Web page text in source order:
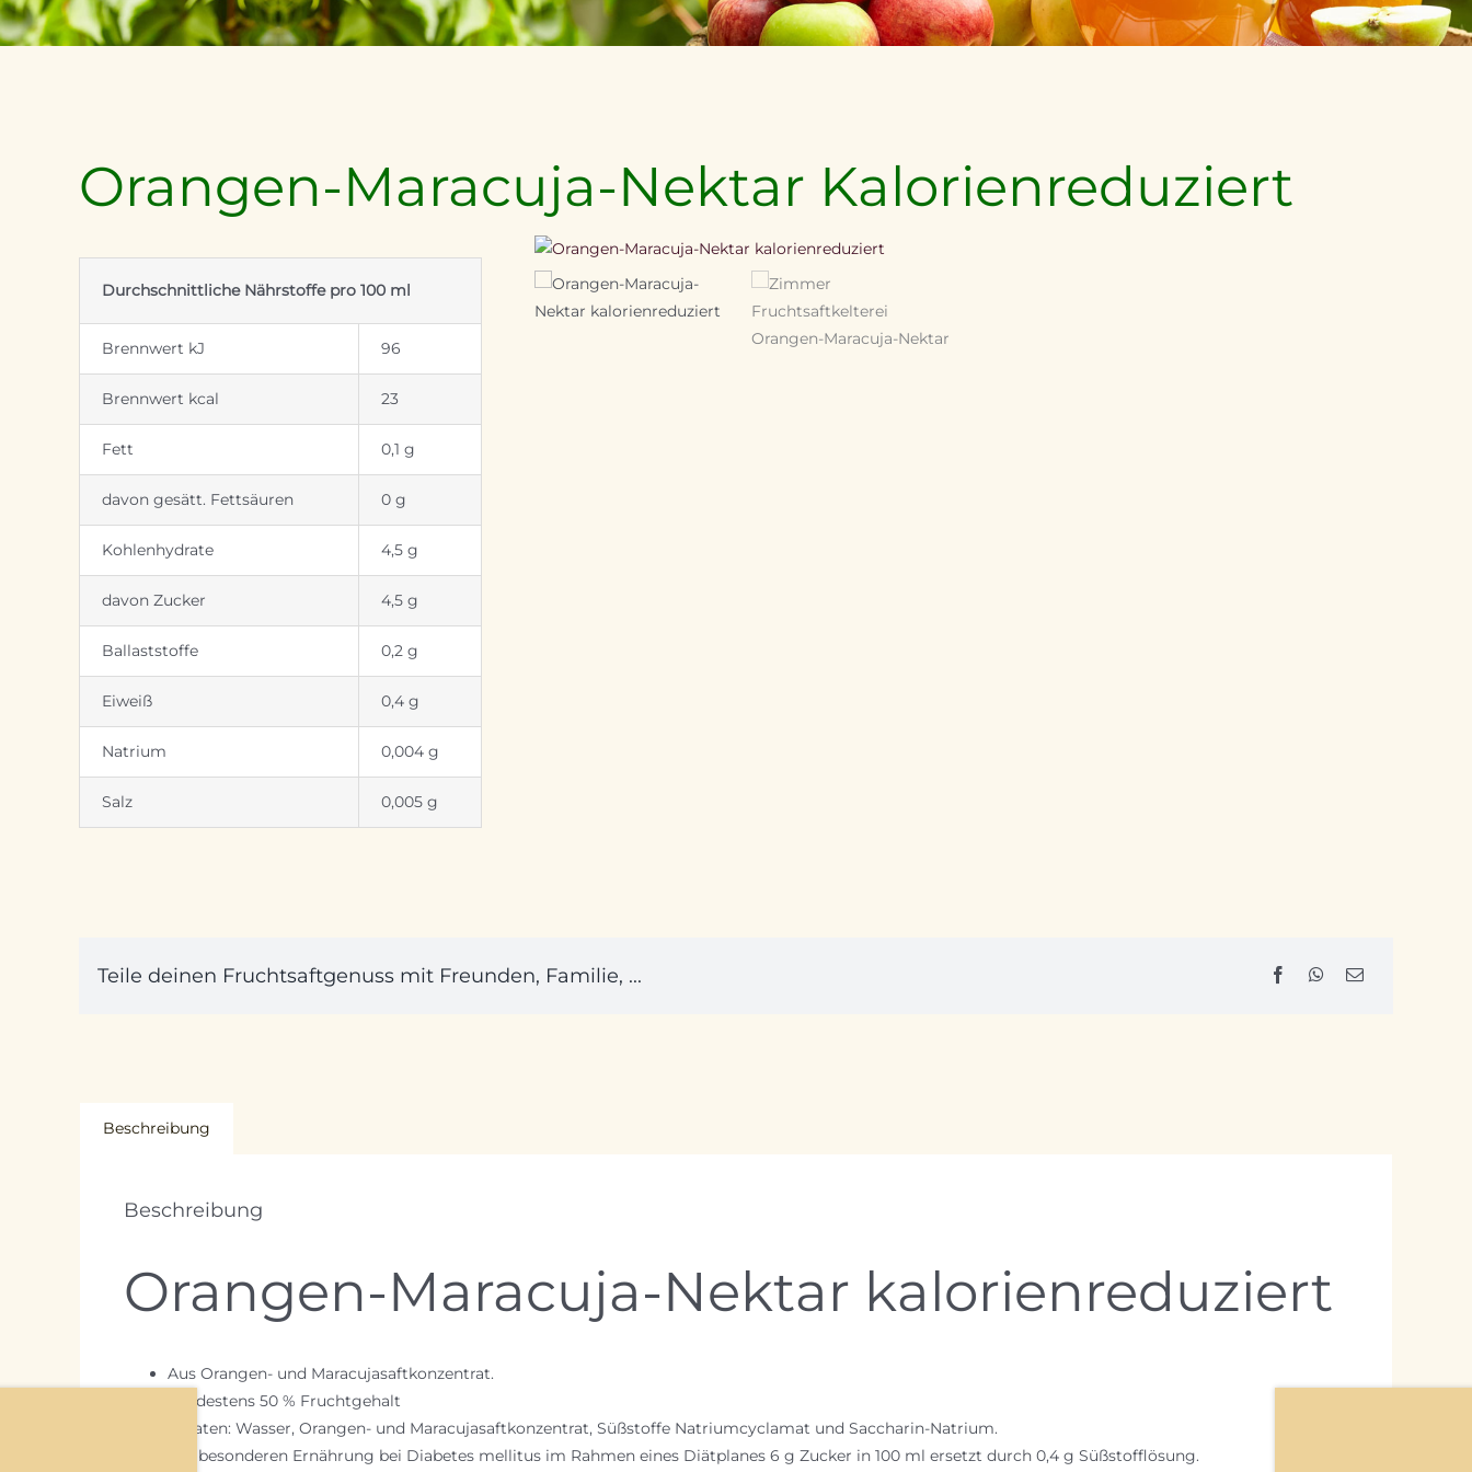
Orangen-Maracuja-Nektar Kalorienreduziert
Durchschnittliche Nährstoffe pro 100 ml
Brennwert kJ 96
Brennwert kcal 23
Fett 0,1 g
davon gesätt. Fettsäuren 0 g
Kohlenhydrate 4,5 g
davon Zucker 4,5 g
Ballaststoffe 0,2 g
Eiweiß 0,4 g
Natrium 0,004 g
Salz 0,005 g
Teile deinen Fruchtsaftgenuss mit Freunden, Familie, ...
Beschreibung
Beschreibung
Orangen-Maracuja-Nektar kalorienreduziert
Aus Orangen- und Maracujasaftkonzentrat.
Mindestens 50 % Fruchtgehalt
Zutaten: Wasser, Orangen- und Maracujasaftkonzentrat, Süßstoffe Natriumcyclamat und Saccharin-Natrium.
Zur besonderen Ernährung bei Diabetes mellitus im Rahmen eines Diätplanes 6 g Zucker in 100 ml ersetzt durch 0,4 g Süßstofflösung.